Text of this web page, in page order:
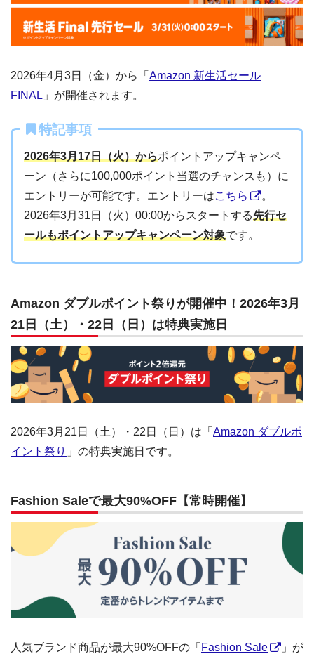
2026年4月3日（金）から「 Amazon 新生活セール
FINAL 」が開催されます。
特記事項
2026年3月17日（火）からポイントアップキャンペ
ーン（さらに100,000ポイント当選のチャンスも）に
エントリーが可能です。エントリーはこちら
。
2026年3月31日（火）00:00からスタートする先行セ
ールもポイントアップキャンペーン対象です。
Amazon ダブルポイント祭りが開催中！2026年3月
21日（土）・22日（日）は特典実施日
2026年3月21日（土）・22日（日）は「 Amazon ダブルポ
イント祭り 」の特典実施日です。
Fashion Saleで最大90%OFF【常時開催】
人気ブランド商品が最大90%OFFの「 Fashion Sale
」が